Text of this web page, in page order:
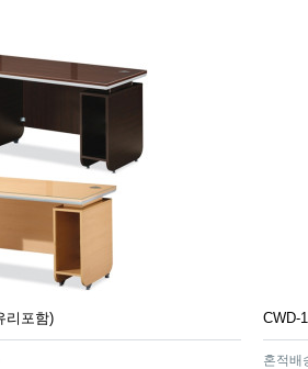
리포함) CWD-
혼적배